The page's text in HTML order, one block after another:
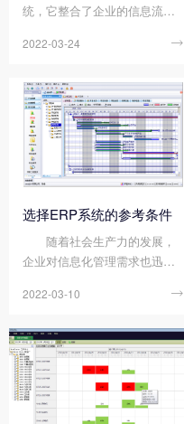
统，它整合了企业的信息流、
互联互通，通过优化资源来提
实际应用中，更重要的是应该
体现其“管理工具”的本质。就是
给企业带来低成本...
2022-03-24 
选择ERP系统的参考条件
随着社会生产力的发展，
企业对信息化管理需求也迅速
启了寻求ERP系统的旅程，面
在线（中国）唯一官方网站 ，
企业该如何选择呢?选择ERP系
统又有什么条件呢?今天顺景软
件小编就为大家分...
2022-03-10 